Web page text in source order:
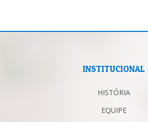
INSTITUCIONAL
HISTÓRIA
EQUIPE